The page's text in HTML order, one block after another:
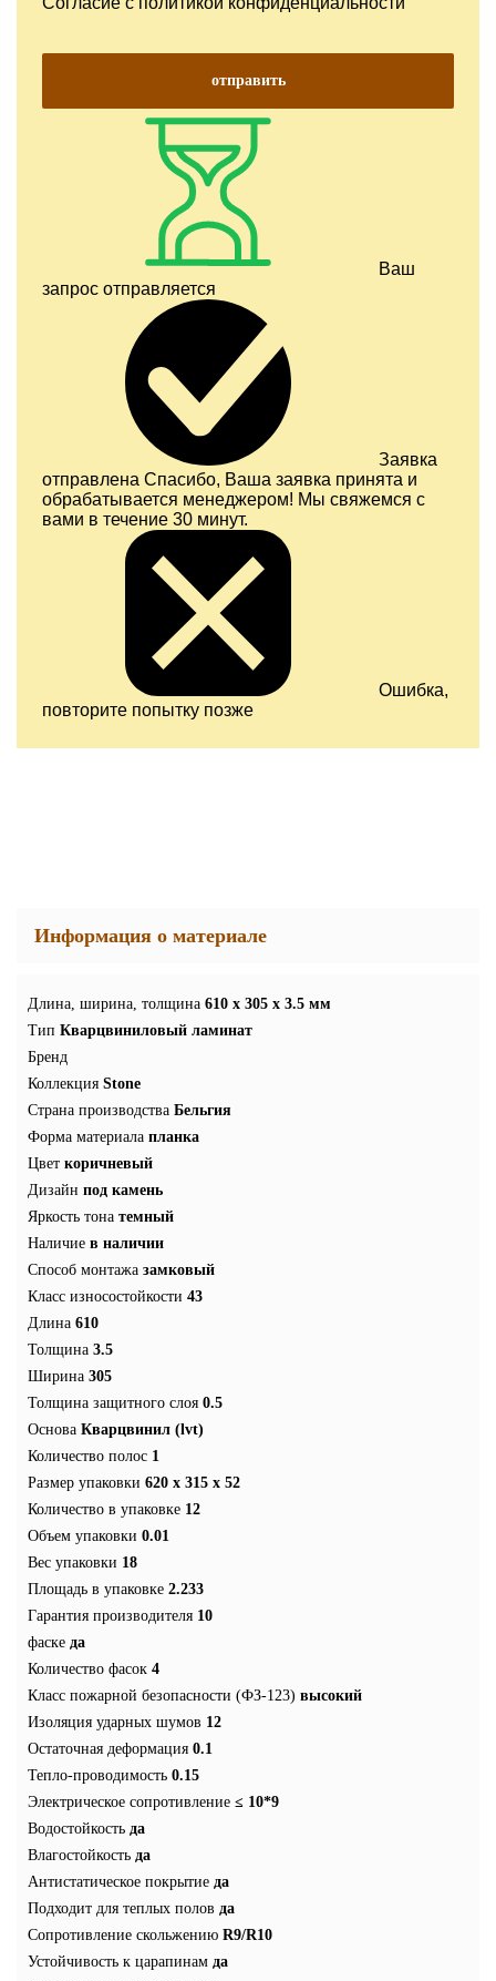
отправить
Ваш
запрос отправляется
Заявка
отправлена Спасибо, Ваша заявка принята и
обрабатывается менеджером! Мы свяжемся с
вами в течение 30 минут.
Ошибка,
повторите попытку позже
Информация о материале
Длина, ширина, толщина 610 x 305 x 3.5 мм
Тип Кварцвиниловый ламинат
Бренд
Коллекция Stone
Страна производства Бельгия
Форма материала планка
Цвет коричневый
Дизайн под камень
Яркость тона темный
Наличие в наличии
Способ монтажа замковый
Класс износостойкости 43
Длина 610
Толщина 3.5
Ширина 305
Толщина защитного слоя 0.5
Основа Кварцвинил (lvt)
Количество полос 1
Размер упаковки 620 x 315 x 52
Количество в упаковке 12
Объем упаковки 0.01
Вес упаковки 18
Площадь в упаковке 2.233
Гарантия производителя 10
фаске да
Количество фасок 4
Класс пожарной безопасности (ФЗ-123) высокий
Изоляция ударных шумов 12
Остаточная деформация 0.1
Тепло-проводимость 0.15
Электрическое сопротивление ≤ 10*9
Водостойкость да
Влагостойкость да
Антистатическое покрытие да
Подходит для теплых полов да
Сопротивление скольжению R9/R10
Устойчивость к царапинам да